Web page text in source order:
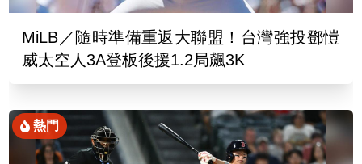
MiLB／隨時準備重返大聯盟！台灣強投鄧愷
威太空人3A登板後援1.2局飆3K
熱門